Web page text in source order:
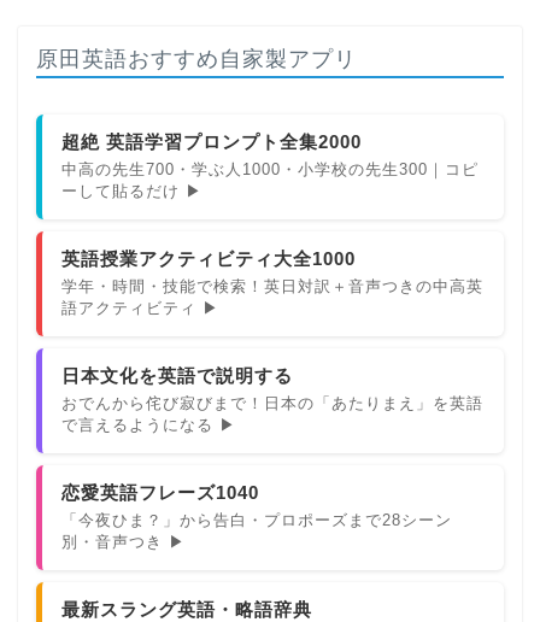
原田英語おすすめ自家製アプリ
超絶 英語学習プロンプト全集2000
中高の先生700・学ぶ人1000・小学校の先生300｜コピ
ーして貼るだけ ▶
英語授業アクティビティ大全1000
学年・時間・技能で検索！英日対訳＋音声つきの中高英
語アクティビティ ▶
日本文化を英語で説明する
おでんから侘び寂びまで！日本の「あたりまえ」を英語
で言えるようになる ▶
恋愛英語フレーズ1040
「今夜ひま？」から告白・プロポーズまで28シーン
別・音声つき ▶
最新スラング英語・略語辞典